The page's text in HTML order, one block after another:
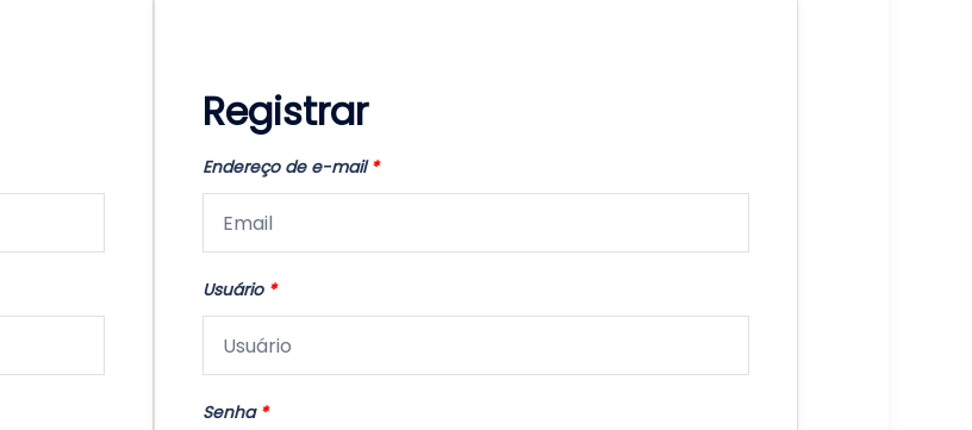
Registrar
Endereço de e-mail*
Usuário *
Senha *